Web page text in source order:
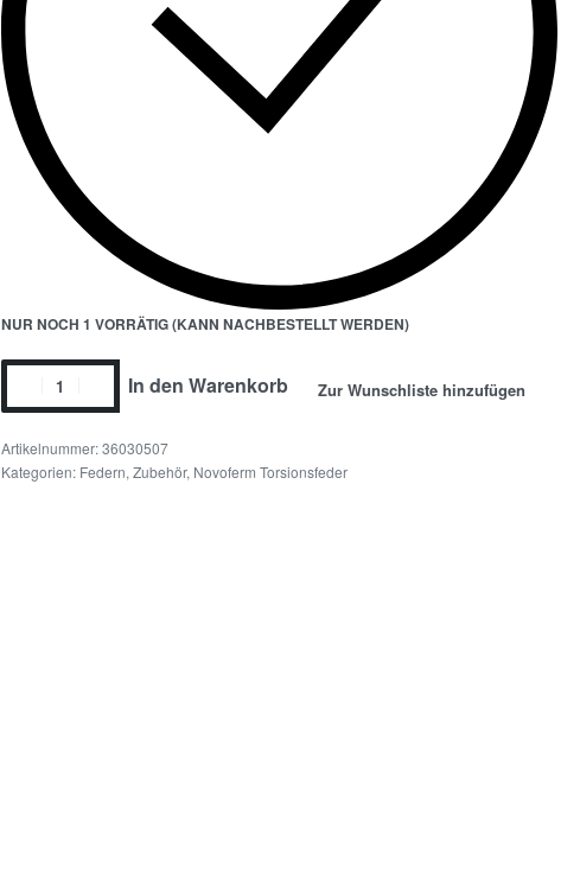
NUR NOCH 1 VORRÄTIG (KANN NACHBESTELLT WERDEN)
In den Warenkorb Zur Wunschliste hinzufügen
36030507
Kategorien: Federn, Zubehör, Novoferm Torsionsfeder